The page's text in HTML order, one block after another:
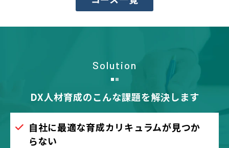
Solution
DX人材育成のこんな課題を解決します
自社に最適な育成カリキュラムが見つか
らない